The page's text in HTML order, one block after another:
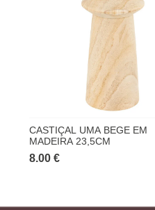
PALAVRA DECORATIVA ZEN
EM MADEIRA
10.00 €